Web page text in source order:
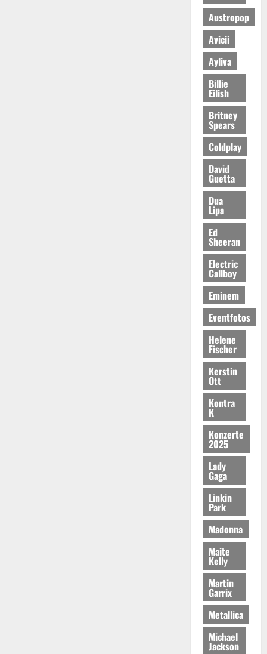
Austropop
Avicii
Ayliva
Billie
Eilish
Britney
Spears
Coldplay
David
Guetta
Dua
Lipa
Ed
Sheeran
Electric
Callboy
Eminem
Eventfotos
Helene
Fischer
Kerstin
Ott
Kontra
K
Konzerte
2025
Lady
Gaga
Linkin
Park
Madonna
Maite
Kelly
Martin
Garrix
Metallica
Michael
Jackson